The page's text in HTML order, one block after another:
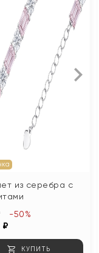
из серебра с
₽
-50%
КУПИТЬ